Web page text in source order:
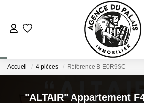
NOS BIENS
Accueil 4 pièces Référence B-E0R9SC
"ALTAIR" Appartement